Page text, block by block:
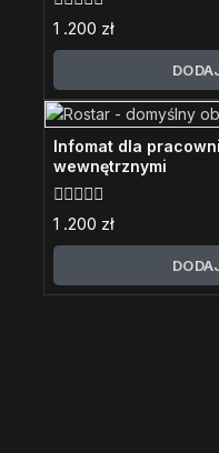
0
5
1 .200 zł
Infomat dla
wewnętrznymi
0
z
5
1 .200 zł